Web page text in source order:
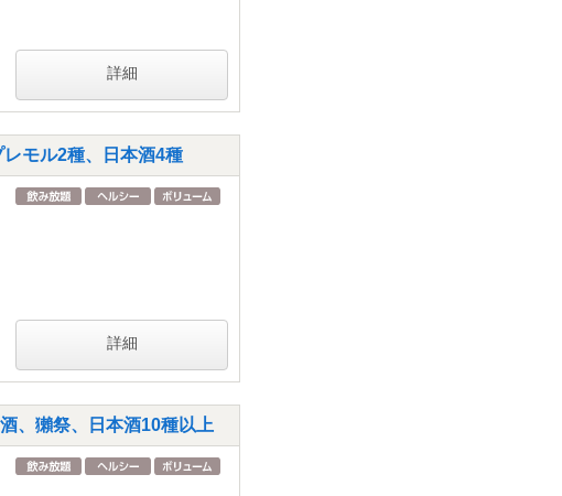
詳細
モル2種、日本酒4種
詳細
、獺祭、日本酒10種以上